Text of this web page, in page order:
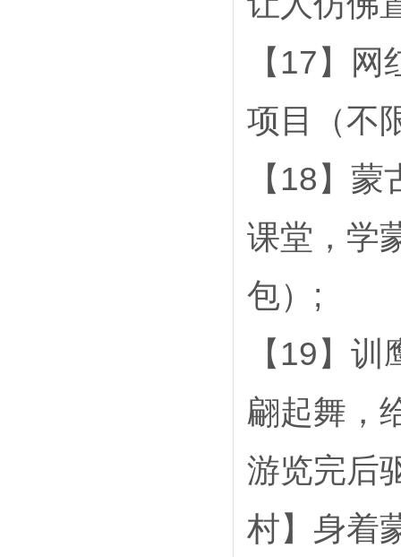
【17】
项目（不
【18】
课堂，学
包）;
【19】
翩起舞，
游览完后
村】身着